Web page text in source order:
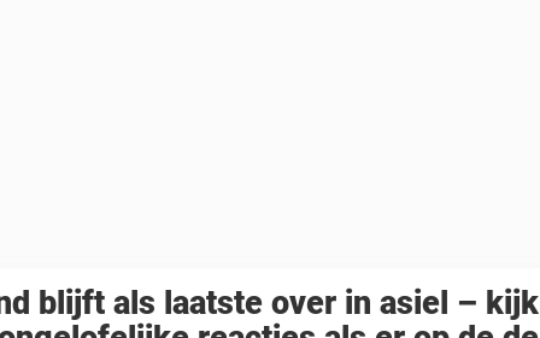
blijft als laatste over in asiel –